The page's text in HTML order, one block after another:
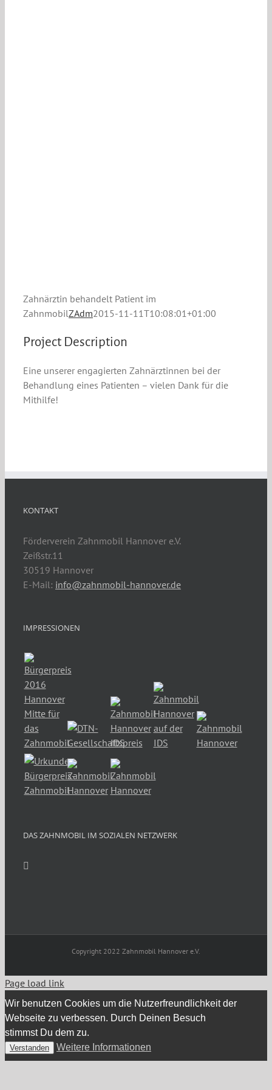
Zahnärztin behandelt Patient im
ZahnmobilZAdm2015-11-11T10:08:01+01:00
Project Description
Eine unserer engagierten Zahnärztinnen bei der
Behandlung eines Patienten – vielen Dank für die
Mithilfe!
KONTAKT
Förderverein Zahnmobil Hannover e.V.
Zeißstr.11
30519 Hannover
E-Mail: info@zahnmobil-hannover.de
IMPRESSIONEN
DAS ZAHNMOBIL IM SOZIALEN NETZWERK
Copyright 2022 Zahnmobil Hannover e.V.
Page load link
Wir benutzen Cookies um die Nutzerfreundlichkeit der
Webseite zu verbessen. Durch Deinen Besuch
stimmst Du dem zu.
Verstanden Weitere Informationen